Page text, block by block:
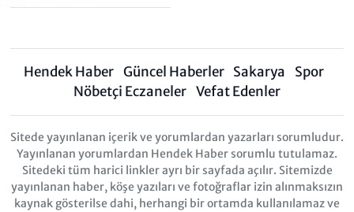
Hendek Haber Güncel Haberler Sakarya
Spor
Nöbetçi Eczaneler Vefat Edenler
Sitede yayınlanan içerik ve yorumlardan yazarları sorumludur.
Yayınlanan yorumlardan Hendek Haber sorumlu tutulamaz.
Sitedeki tüm harici linkler ayrı bir sayfada açılır. Sitemizde
yayınlanan haber, köşe yazıları ve fotoğraflar izin alınmaksızın
kaynak gösterilse dahi, herhangi bir ortamda kullanılamaz ve